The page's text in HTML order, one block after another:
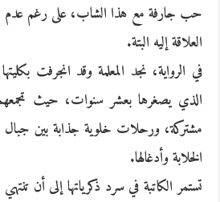
حب جارفة مع هذا الشاب، على رغم عدم
العلاقة إليه البتة.
في الرواية، نجد المعلمة وقد انجرفت
الذي يصغرها بعشر سنوات، حيث
مشتركة، ورحلات خلوية جذابة بين جبال
الخلابة وأدغالها.
تستمر الكاتبة في سرد ذكرياتها إلى أن